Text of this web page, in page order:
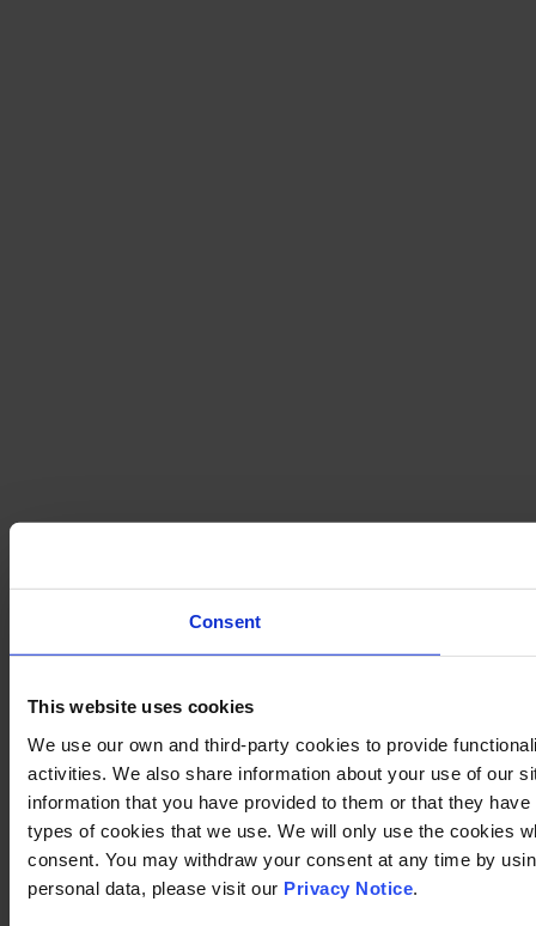
Consent
This website uses cookies
We use our own and third-party cookies to provide
activities. We also share information about your use of our
information that you have provided to them or that they
types of cookies that we use. We will only use the cookies
consent. You may withdraw your consent at any time by
personal data, please visit our Privacy Notice